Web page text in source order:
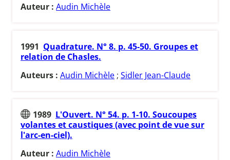
Auteur : Audin Michèle
1991 Quadrature. N° 8. p. 45-50. Groupes et
relation de Chasles.
Auteurs : Audin Michèle ; Sidler Jean-Claude
1989 L'Ouvert. N° 54. p. 1-10. Soucoupes
volantes et caustiques (avec point de vue sur
l'arc-en-ciel).
Auteur : Audin Michèle